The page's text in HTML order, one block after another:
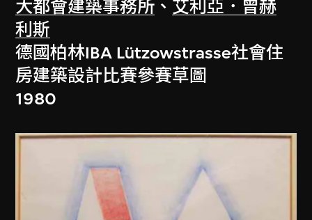
大都會建築事務所 、 艾利亞．曾赫
利斯
德國柏林IBA Lützowstrasse社會住
房建築設計比賽參賽草圖
1980